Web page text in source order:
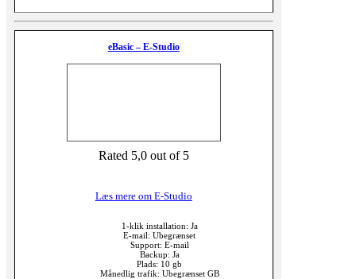
eBasic – E-Studio
Rated 5,0 out of 5
Læs mere om E-Studio
1-klik installation: Ja
E-mail: Ubegrænset
Support: E-mail
Backup: Ja
Plads: 10 gb
Månedlig trafik: Ubegrænset GB